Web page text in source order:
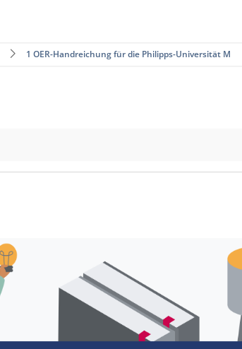
1 OER-Handreichung für die Philipps-Universität M…